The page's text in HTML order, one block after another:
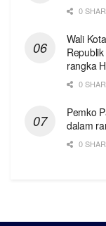
0
Wali
rangka
0
Pemko
dalam
0